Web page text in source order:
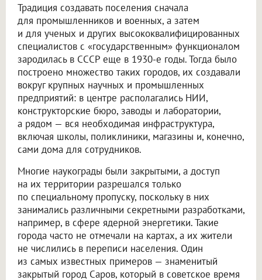
Традиция создавать поселения сначала
для промышленников и военных, а затем
и для ученых и других высококвалифицированных
специалистов с «государственным» функционалом
зародилась в СССР еще в 1930-е годы. Тогда было
построено множество таких городов, их создавали
вокруг крупных научных и промышленных
предприятий: в центре располагались НИИ,
конструкторские бюро, заводы и лаборатории,
а рядом — вся необходимая инфраструктура,
включая школы, поликлиники, магазины и, конечно,
сами дома для сотрудников.
Многие наукограды были закрытыми, а доступ
на их территории разрешался только
по специальному пропуску, поскольку в них
занимались различными секретными разработками,
например, в сфере ядерной энергетики. Такие
города часто не отмечали на картах, а их жители
не числились в переписи населения. Один
из самых известных примеров — знаменитый
закрытый город Саров, который в советское время